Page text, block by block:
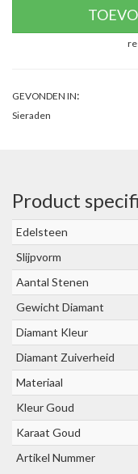
GEVONDEN IN:
Sieraden
Product
Edelsteen
Slijpvorm
Aantal Stenen
Gewicht Diamant
Diamant Kleur
Diamant Zuiverheid
Materiaal
Kleur Goud
Karaat Goud
Artikel Nummer